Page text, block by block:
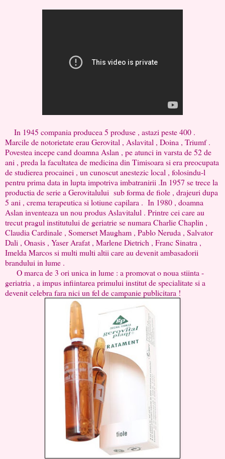
In 1945 compania producea 5 produse , astazi peste 400 .
Marcile de notorietate erau Gerovital , Aslavital , Doina , Triumf .
Povestea incepe cand doamna Aslan , pe atunci in varsta de 52 de
ani , preda la facultatea de medicina din Timisoara si era preocupata
de studierea procainei , un cunoscut anestezic local , folosindu-l
pentru prima data in lupta impotriva imbatranirii .In 1957 se trece la
productia de serie a Gerovitalului sub forma de fiole , drajeuri dupa
5 ani , crema terapeutica si lotiune capilara . In 1980 , doamna
Aslan inventeaza un nou produs Aslavitalul . Printre cei care au
trecut pragul institutului de geriatrie se numara Charlie Chaplin ,
Claudia Cardinale , Somerset Maugham , Pablo Neruda , Salvator
Dali , Onasis , Yaser Arafat , Marlene Dietrich , Franc Sinatra ,
Imelda Marcos si multi multi altii care au devenit ambasadorii
brandului in lume .
O marca de 3 ori unica in lume : a promovat o noua stiinta -
geriatria , a impus infiintarea primului institut de specialitate si a
devenit celebra fara nici un fel de campanie publicitara !